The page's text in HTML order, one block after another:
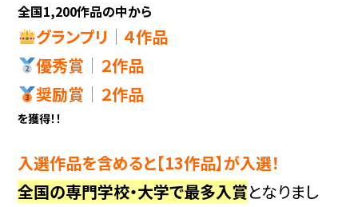
全国1,200作品の中から
グランプリ｜４作品
優秀賞｜２作品
奨励賞｜２作品
を獲得！！
入選作品を含めると【13作品】が入選！
全国の専門学校・大学で最多入賞となりまし